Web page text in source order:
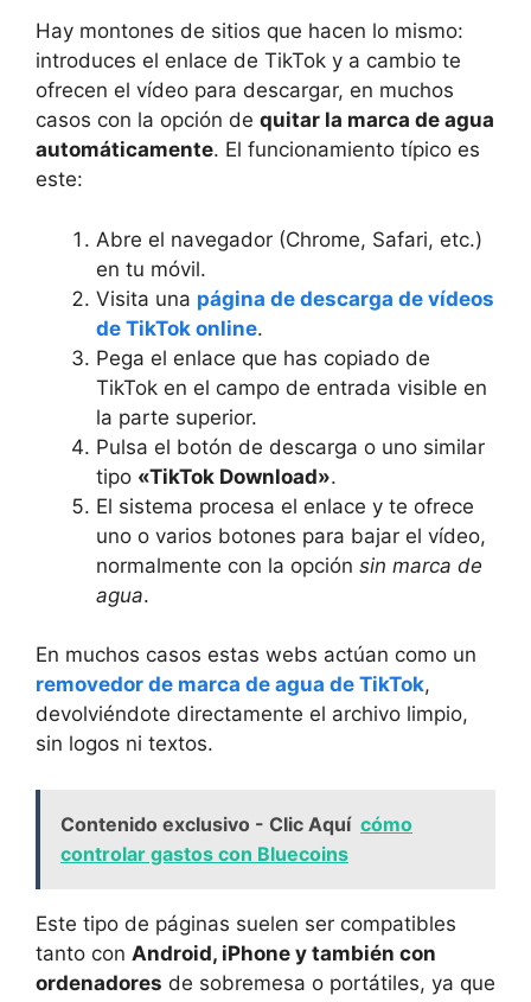
Hay montones de sitios que hacen lo mismo:
introduces el enlace de TikTok y a cambio te
ofrecen el vídeo para descargar, en muchos
casos con la opción de quitar la marca de agua
automáticamente. El funcionamiento típico es
este:
Abre el navegador (Chrome, Safari, etc.)
en tu móvil.
Visita una página de descarga de vídeos
de TikTok online.
Pega el enlace que has copiado de
TikTok en el campo de entrada visible en
la parte superior.
Pulsa el botón de descarga o uno similar
tipo «TikTok Download».
El sistema procesa el enlace y te ofrece
uno o varios botones para bajar el vídeo,
normalmente con la opción sin marca de
agua.
En muchos casos estas webs actúan como un
removedor de marca de agua de TikTok,
devolviéndote directamente el archivo limpio,
sin logos ni textos.
Contenido exclusivo - Clic Aquí cómo
controlar gastos con Bluecoins
Este tipo de páginas suelen ser compatibles
tanto con Android, iPhone y también con
ordenadores de sobremesa o portátiles, ya que